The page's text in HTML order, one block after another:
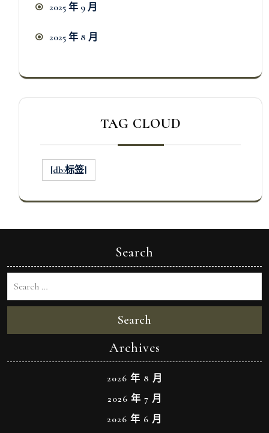
2025 年 9 月
2025 年 8 月
TAG CLOUD
[db:标签]
Search
Search
Archives
2026 年 8 月
2026 年 7 月
2026 年 6 月